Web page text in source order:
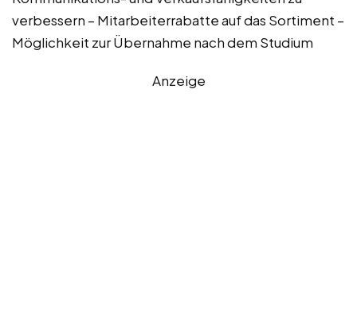
verbessern – Mitarbeiterrabatte auf das Sortiment –
Möglichkeit zur Übernahme nach dem Studium
Anzeige